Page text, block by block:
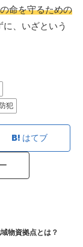
命を守るための
、いざという
犯
はてブ
物資拠点とは？